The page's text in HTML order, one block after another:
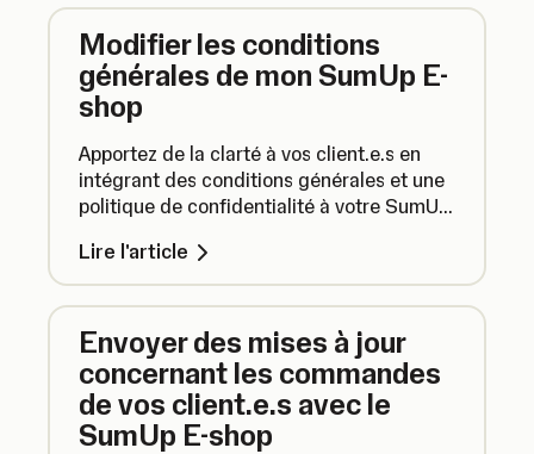
Modifier les conditions
générales de mon SumUp E-
shop
Apportez de la clarté à vos client.e.s en
intégrant des conditions générales et une
politique de confidentialité à votre SumUp
Lire l'article
Envoyer des mises à jour
concernant les commandes
de vos client.e.s avec le
SumUp E-shop